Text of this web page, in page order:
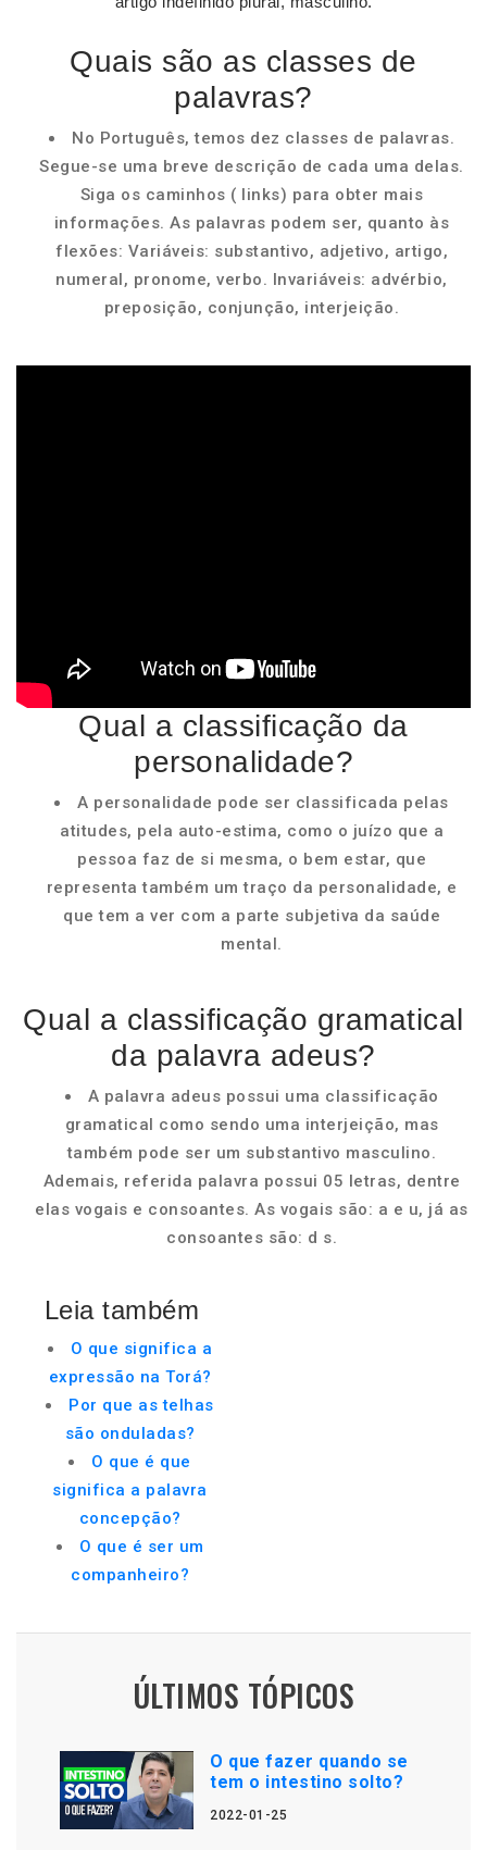
Quais são as classes de
palavras?
No Português, temos dez classes de palavras.
Segue-se uma breve descrição de cada uma delas.
Siga os caminhos ( links) para obter mais
informações. As palavras podem ser, quanto às
flexões: Variáveis: substantivo, adjetivo, artigo,
numeral, pronome, verbo. Invariáveis: advérbio,
preposição, conjunção, interjeição.
Qual a classificação da
personalidade?
A personalidade pode ser classificada pelas
atitudes, pela auto-estima, como o juízo que a
pessoa faz de si mesma, o bem estar, que
representa também um traço da personalidade, e
que tem a ver com a parte subjetiva da saúde
mental.
Qual a classificação gramatical
da palavra adeus?
A palavra adeus possui uma classificação
gramatical como sendo uma interjeição, mas
também pode ser um substantivo masculino.
Ademais, referida palavra possui 05 letras, dentre
elas vogais e consoantes. As vogais são: a e u, já as
consoantes são: d s.
Leia também
O que significa a
expressão na Torá?
Por que as telhas
são onduladas?
O que é que
significa a palavra
concepção?
O que é ser um
companheiro?
ÚLTIMOS TÓPICOS
O que fazer quando se
tem o intestino solto?
2022-01-25